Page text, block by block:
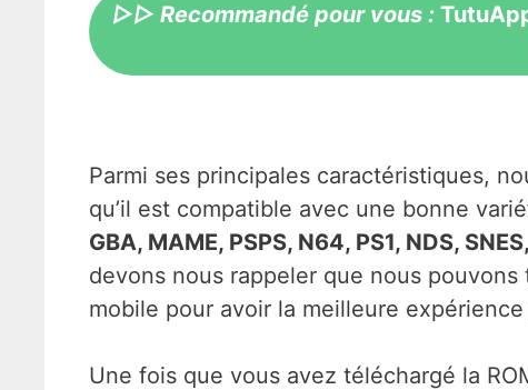
▷▷ Recommandé pour vous :
Parmi ses principales caractéristiques,
qu’il est compatible avec une bonne
GBA, MAME, PSPS, N64, PS1, NDS,
devons nous rappeler que nous
mobile pour avoir la meilleure
Une fois que vous avez téléchargé la